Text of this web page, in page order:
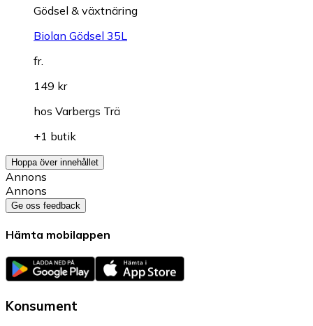
Gödsel & växtnäring
Biolan Gödsel 35L
fr.
149 kr
hos Varbergs Trä
+1 butik
Hoppa över innehållet
Annons
Annons
Ge oss feedback
Hämta mobilappen
Konsument